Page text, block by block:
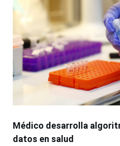
Médico desarrolla
datos en salud